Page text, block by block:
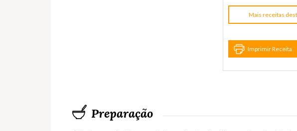
Mais receitas
Imprimir Receita
Preparação